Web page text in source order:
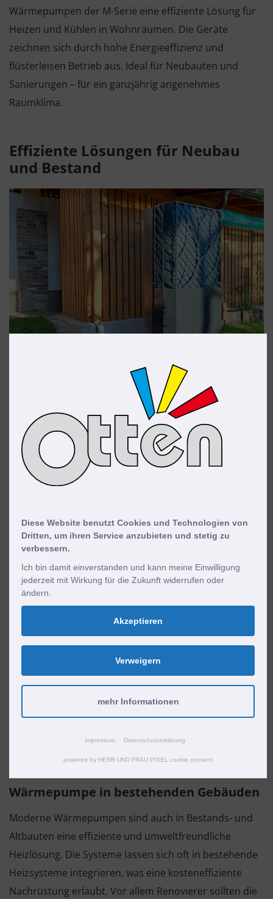
Wärmepumpen der M-Serie eine effiziente Lösung für
Heizen und Kühlen in Wohnräumen. Die Geräte
zeichnen sich durch hohe Energieeffizienz und
flüsterleisen Betrieb aus. Ideal für Neubauten und
Sanierungen – für ein ganzjährig angenehmes
Raumklima.
Effiziente Lösungen für Neubau
und Bestand
Wärmepumpe im Neubau
Niedertemperatur-Luft-Wasser-Wärmepumpen sind
die optimale Wahl für Neubauten, Einfamilienhäuser,
Niedrigenergiehäuser oder modernisierte
Renovierungsobjekte. In Verbindung mit
Fußbodenheizung oder Niedertemperatur-Radiatoren
das Heizen Ihres Zuhauses. In Kombination mit einer
Fußbodenheizung kann die Wärmepumpe im Sommer
Wärmepumpe in bestehenden Gebäuden
Moderne Wärmepumpen sind auch in Bestands- und
Altbauten eine effiziente und umweltfreundliche
Heizlösung. Die Systeme lassen sich oft in bestehende
Heizsysteme integrieren, was eine kosteneffiziente
Nachrüstung erlaubt. Vor allem Renovierer sollten die
Diese Website benutzt Cookies und Technologien von
Dritten, um ihren Service anzubieten und stetig zu
verbessern.
Ich bin damit einverstanden und kann meine Einwilligung
jederzeit mit Wirkung für die Zukunft widerrufen oder
ändern.
Akzeptieren
Verweigern
mehr Informationen
Impressum Datenschutzerklärung
powered by HERR UND FRAU PIXEL cookie consent